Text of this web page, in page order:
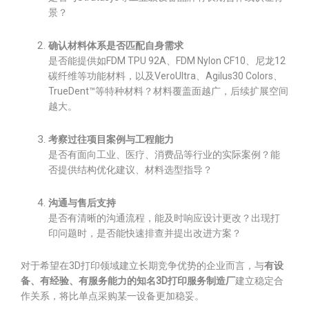
景？
确认材料体系是否匹配自身需求
是否能提供如FDM TPU 92A、FDM Nylon CF10、尼龙12
碳纤维等功能材料，以及VeroUltra、Agilus30 Colors、
TrueDent™等特种材料？材料覆盖面越广，后续扩展空间
越大。
考察过往项目案例与工程能力
是否有面向工业、医疗、消费品等行业的实际案例？能
否提供结构优化建议、材料选型指导？
沟通与售后支持
是否有清晰的沟通流程，能及时响应设计更改？出现打
印问题时，是否能快速排查并提出改进方案？
对于希望在3D打印领域建立长期竞争优势的企业而言，与有设
备、有经验、有服务能力的知名3D打印服务制造厂建立稳定合
作关系，将比单点采购某一设备更加稳妥。